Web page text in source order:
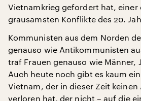
Vietnamkrieg gefordert hat,
grausamsten Konflikte des 20.
Kommunisten aus dem Norden
genauso wie Antikommunisten
traf Frauen genauso wie Männer,
Auch heute noch gibt es kaum
Vietnam, der in dieser Zeit keinen
verloren hat, der nicht – auf die